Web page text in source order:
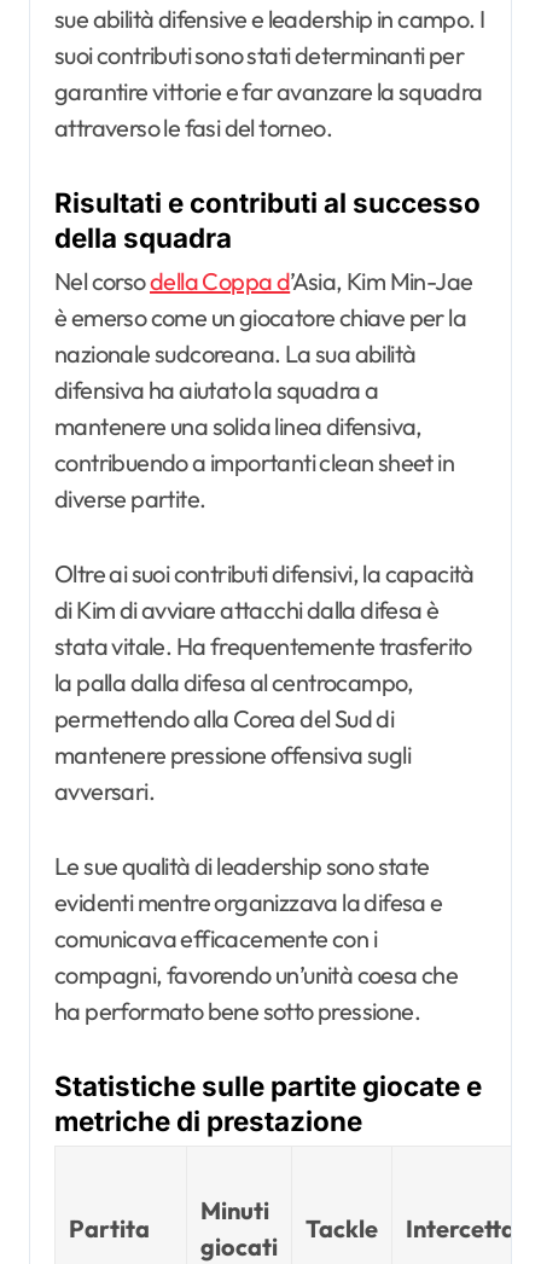
sue abilità difensive e leadership in campo. I
suoi contributi sono stati determinanti per
garantire vittorie e far avanzare la squadra
attraverso le fasi del torneo.
Risultati e contributi al successo
della squadra
Nel corsodella Coppa d’Asia, Kim Min-Jae
è emerso come un giocatore chiave per la
nazionale sudcoreana. La sua abilità
difensiva ha aiutato la squadra a
mantenere una solida linea difensiva,
contribuendo a importanti clean sheet in
diverse partite.
Oltre ai suoi contributi difensivi, la capacità
di Kim di avviare attacchi dalla difesa è
stata vitale. Ha frequentemente trasferito
la palla dalla difesa al centrocampo,
permettendo alla Corea del Sud di
mantenere pressione offensiva sugli
avversari.
Le sue qualità di leadership sono state
evidenti mentre organizzava la difesa e
comunicava efficacemente con i
compagni, favorendo un’unità coesa che
ha performato bene sotto pressione.
Statistiche sulle partite giocate e
metriche di prestazione
Partita
Minuti
giocati
Tackle